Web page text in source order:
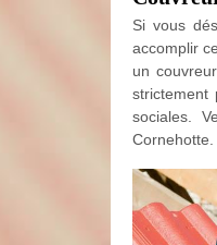
Si vous
accomplir
un
strictement
sociales.
Cornehotte.